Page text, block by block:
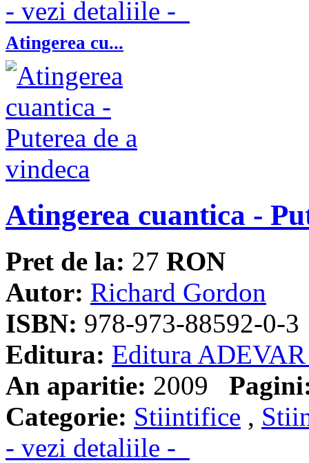
- vezi detaliile -
Atingerea cu...
Atingerea cuantica -
Pret de la: 27 RON
Autor: Richard Gordon
ISBN: 978-973-88592-0-3
Editura: Editura
An aparitie: 2009
Categorie: Stiintifice ,
- vezi detaliile -